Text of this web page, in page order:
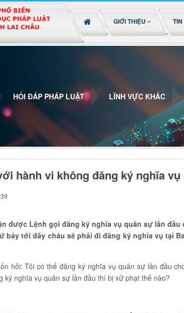
GIỚI THIỆU
HỎI ĐÁP PHÁP LUẬT LĨNH VỰC KHÁC
hành vi không đăng ký nghĩa
được Lệnh gọi đăng ký nghĩa vụ quân sự lần
bảy tới đây cháu sẽ phải đi đăng ký nghĩa vụ tại
hỏi: Tôi có thể đăng ký nghĩa vụ quân sự lần đầu
ký nghĩa vụ quân sự lần đầu thì bị xử phạt thế nào?